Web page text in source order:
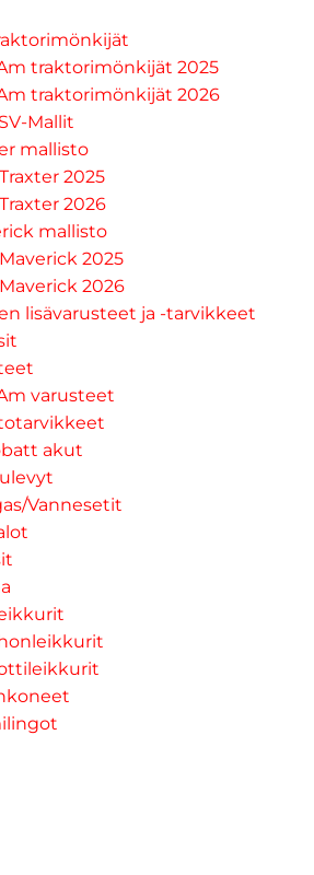
traktorimönkijät 2025
traktorimönkijät 2026
Mallit
mallisto
Traxter 2025
Traxter 2026
mallisto
Maverick 2025
Maverick 2026
lisävarusteet ja -tarvikkeet
varusteet
akut
Vannesetit